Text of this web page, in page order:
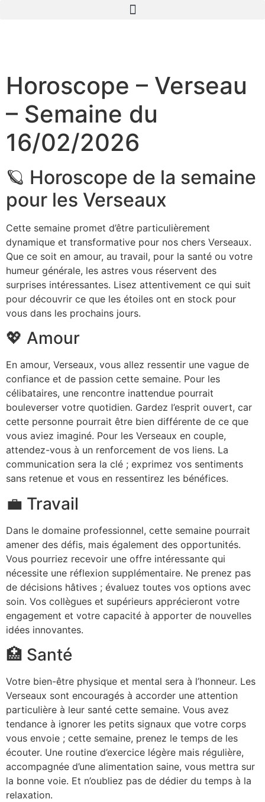
Horoscope – Verseau
– Semaine du
16/02/2026
🪐 Horoscope de la semaine
pour les Verseaux
Cette semaine promet d’être particulièrement
dynamique et transformative pour nos chers Verseaux.
Que ce soit en amour, au travail, pour la santé ou votre
humeur générale, les astres vous réservent des
surprises intéressantes. Lisez attentivement ce qui suit
pour découvrir ce que les étoiles ont en stock pour
vous dans les prochains jours.
💖 Amour
En amour, Verseaux, vous allez ressentir une vague de
confiance et de passion cette semaine. Pour les
célibataires, une rencontre inattendue pourrait
bouleverser votre quotidien. Gardez l’esprit ouvert, car
cette personne pourrait être bien différente de ce que
vous aviez imaginé. Pour les Verseaux en couple,
attendez-vous à un renforcement de vos liens. La
communication sera la clé ; exprimez vos sentiments
sans retenue et vous en ressentirez les bénéfices.
💼 Travail
Dans le domaine professionnel, cette semaine pourrait
amener des défis, mais également des opportunités.
Vous pourriez recevoir une offre intéressante qui
nécessite une réflexion supplémentaire. Ne prenez pas
de décisions hâtives ; évaluez toutes vos options avec
soin. Vos collègues et supérieurs apprécieront votre
engagement et votre capacité à apporter de nouvelles
idées innovantes.
🏥 Santé
Votre bien-être physique et mental sera à l’honneur. Les
Verseaux sont encouragés à accorder une attention
particulière à leur santé cette semaine. Vous avez
tendance à ignorer les petits signaux que votre corps
vous envoie ; cette semaine, prenez le temps de les
écouter. Une routine d’exercice légère mais régulière,
accompagnée d’une alimentation saine, vous mettra sur
la bonne voie. Et n’oubliez pas de dédier du temps à la
relaxation.